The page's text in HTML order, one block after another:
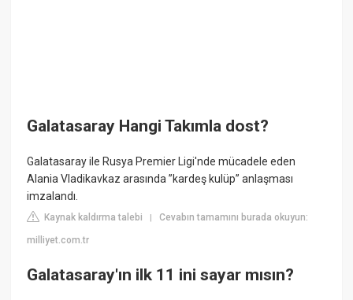
Galatasaray Hangi Takımla dost?
Galatasaray ile Rusya Premier Ligi'nde mücadele eden
Alania Vladikavkaz arasında ”kardeş kulüp” anlaşması
imzalandı.
Kaynak kaldırma talebi |Cevabın tamamını burada okuyun:
milliyet.com.tr
Galatasaray'ın ilk 11 ini sayar mısın?